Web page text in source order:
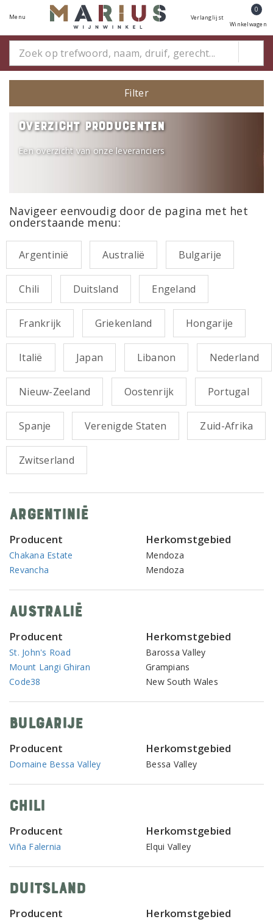
Menu Verlanglijst
0
Winkelwagen
Filter
Overzicht producenten
Een overzicht van onze leveranciers
Navigeer eenvoudig door de pagina met het
onderstaande menu:
Argentinië Australië Bulgarije
Chili Duitsland Engeland
Frankrijk Griekenland Hongarije
Italië Japan Libanon Nederland
Nieuw-Zeeland Oostenrijk Portugal
Spanje Verenigde Staten Zuid-Afrika
Zwitserland
Argentinië
Producent Herkomstgebied
Chakana Estate
Mendoza
Revancha
Mendoza
Australië
Producent Herkomstgebied
St. John's Road
Barossa Valley
Mount Langi Ghiran
Grampians
Code38
New South Wales
Bulgarije
Producent Herkomstgebied
Domaine Bessa Valley Bessa Valley
Chili
Producent Herkomstgebied
Viña Falernia Elqui Valley
Duitsland
Producent Herkomstgebied